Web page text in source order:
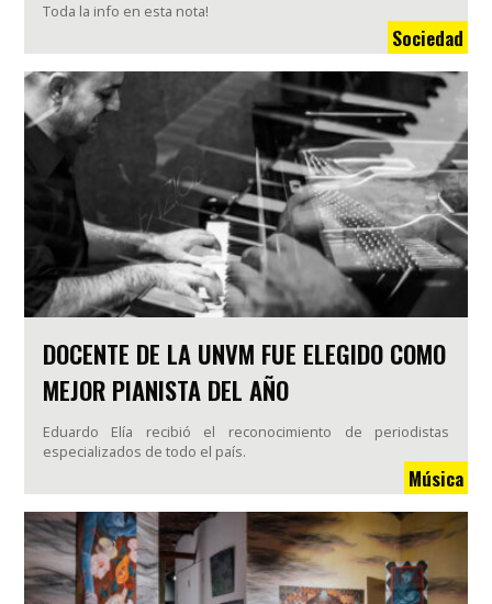
Toda la info en esta nota!
Sociedad
DOCENTE DE LA UNVM FUE ELEGIDO COMO
MEJOR PIANISTA DEL AÑO
Eduardo Elía recibió el reconocimiento de periodistas
especializados de todo el país.
Música